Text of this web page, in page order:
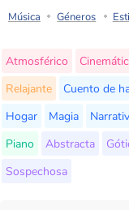
Música Géneros
Atmosférico
Relajante
Cuento de
Hogar
Magia
Piano
Abstracta
Sospechosa